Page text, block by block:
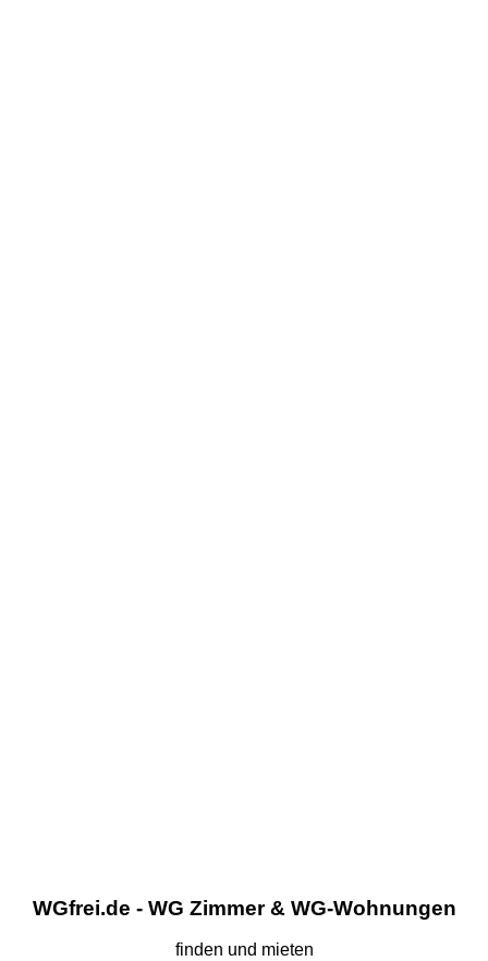
WGfrei.de - WG Zimmer & WG-Wohnungen
finden und mieten